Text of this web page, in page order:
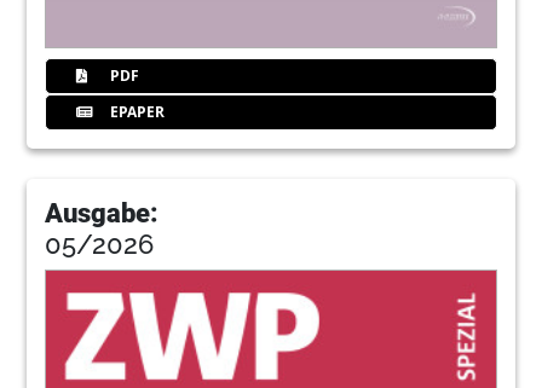
PDF
EPAPER
Ausgabe:
05/2026